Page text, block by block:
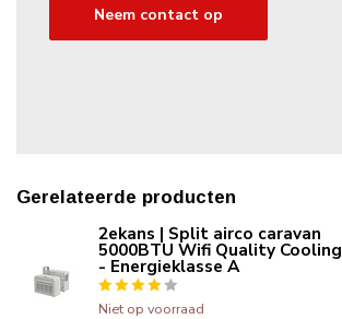
Neem contact op
Gerelateerde producten
2ekans | Split airco caravan
5000BTU Wifi Quality Cooling
- Energieklasse A
Niet op voorraad